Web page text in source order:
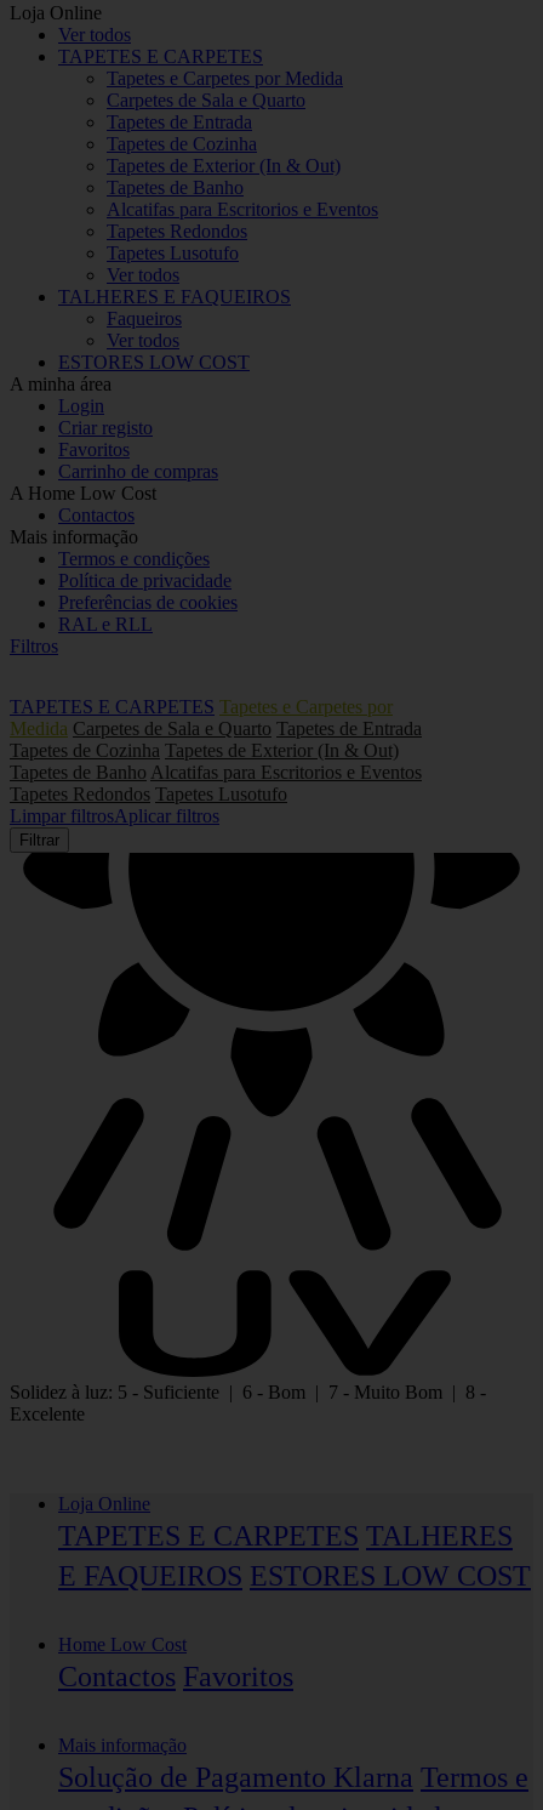
Loja Online
Ver todos
TAPETES E CARPETES
Tapetes e Carpetes por Medida
Carpetes de Sala e Quarto
Tapetes de Entrada
Tapetes de Cozinha
Tapetes de Exterior (In & Out)
Tapetes de Banho
Alcatifas para Escritorios e Eventos
Tapetes Redondos
Tapetes Lusotufo
Ver todos
TALHERES E FAQUEIROS
Faqueiros
Ver todos
ESTORES LOW COST
A minha área
Login
Criar registo
Favoritos
Carrinho de compras
A Home Low Cost
Contactos
Mais informação
Termos e condições
Política de privacidade
Preferências de cookies
RAL e RLL
Filtros
TAPETES E CARPETES Tapetes e Carpetes por
Medida Carpetes de Sala e Quarto Tapetes de Entrada
Tapetes de Cozinha Tapetes de Exterior (In & Out)
Tapetes de Banho Alcatifas para Escritorios e Eventos
Tapetes Redondos Tapetes Lusotufo
Limpar filtrosAplicar filtros
Filtrar
Solidez à luz: 5 - Suficiente | 6 - Bom | 7 - Muito Bom | 8 -
Excelente
Loja Online
TAPETES E CARPETES TALHERES
E FAQUEIROS ESTORES LOW COST
Home Low Cost
Contactos Favoritos
Mais informação
Solução de Pagamento Klarna Termos e